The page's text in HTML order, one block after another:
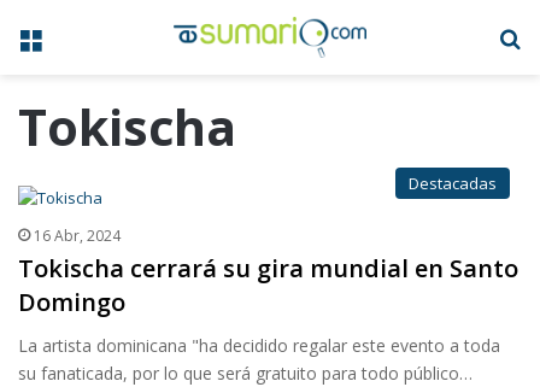
Menú
Tokischa
Destacadas
16 Abr, 2024
Tokischa cerrará su gira mundial en Santo
Domingo
La artista dominicana "ha decidido regalar este evento a toda
su fanaticada, por lo que será gratuito para todo público…